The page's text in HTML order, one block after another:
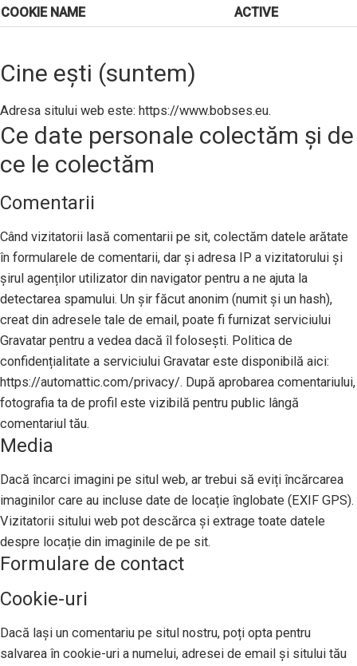
COOKIE NAME
ACTIVE
Cine ești (suntem)
Adresa sitului web este: https://www.bobses.eu.
Ce date personale colectăm și de
ce le colectăm
Comentarii
Când vizitatorii lasă comentarii pe sit, colectăm datele arătate
în formularele de comentarii, dar și adresa IP a vizitatorului și
șirul agenților utilizator din navigator pentru a ne ajuta la
detectarea spamului. Un șir făcut anonim (numit și un hash),
creat din adresele tale de email, poate fi furnizat serviciului
Gravatar pentru a vedea dacă îl folosești. Politica de
confidențialitate a serviciului Gravatar este disponibilă aici:
https://automattic.com/privacy/. După aprobarea comentariului,
fotografia ta de profil este vizibilă pentru public lângă
comentariul tău.
Media
Dacă încarci imagini pe situl web, ar trebui să eviți încărcarea
imaginilor care au incluse date de locație înglobate (EXIF GPS).
Vizitatorii sitului web pot descărca și extrage toate datele
despre locație din imaginile de pe sit.
Formulare de contact
Cookie-uri
Dacă lași un comentariu pe situl nostru, poți opta pentru
salvarea în cookie-uri a numelui, adresei de email și sitului tău